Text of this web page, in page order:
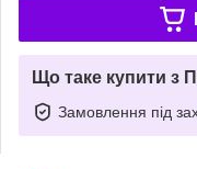
Що таке купити з
Замовлення під